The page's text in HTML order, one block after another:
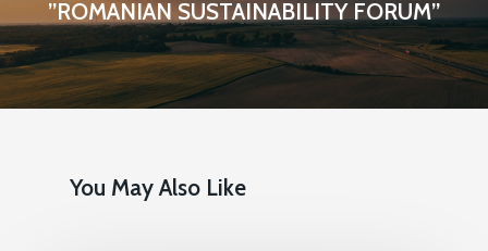
”ROMANIAN SUSTAINABILITY FORUM”
You May Also Like